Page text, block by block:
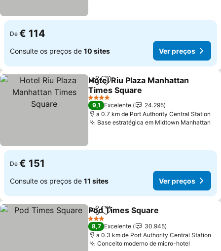
De € 114
Consulte os preços de 10 sites Ver preços
PartilharAdicionar aos favoritos
Hotel Riu Plaza Manhattan
Times Square
4 Estrelas
9,1 Excelente
24.295
a 0.7 km de Port Authority Central Station
Base estratégica em Midtown Manhattan
De € 151
Consulte os preços de 11 sites Ver preços
PartilharAdicionar aos favoritos
Pod Times Square
3 Estrelas
8,7 Excelente
30.945
a 0.3 km de Port Authority Central Station
Conceito moderno de micro-hotel